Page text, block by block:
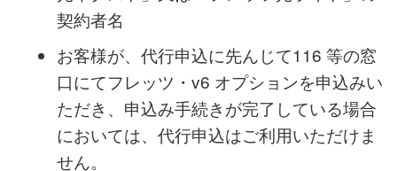
されます。
「フレッツ光ライト」の設置場所住所（推
奨）又は契約者住所送付先名：「フレッツ
光ネクスト」又は「フレッツ光ライト」の
契約者名